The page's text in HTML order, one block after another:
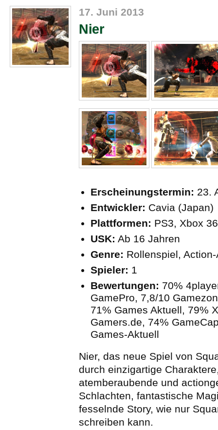
17. Juni 2013
Nier
Erscheinungstermin: 23.
Entwickler: Cavia (Japan)
Plattformen: PS3, Xbox
USK: Ab 16 Jahren
Genre: Rollenspiel,
Spieler: 1
Bewertungen: 70%
GamePro, 7,8/10
71% Games Aktuell, 79%
Gamers.de, 74%
Games-Aktuell
Nier, das neue Spiel von
durch einzigartige
atemberaubende und
Schlachten, fantastische
fesselnde Story, wie nur
schreiben kann.